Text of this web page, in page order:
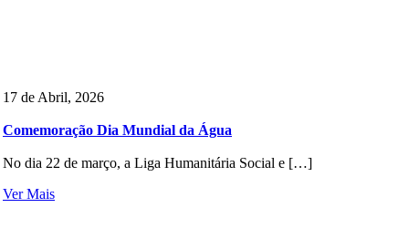
17 de Abril, 2026
Comemoração Dia Mundial da Água
No dia 22 de março, a Liga Humanitária Social e […]
Ver Mais